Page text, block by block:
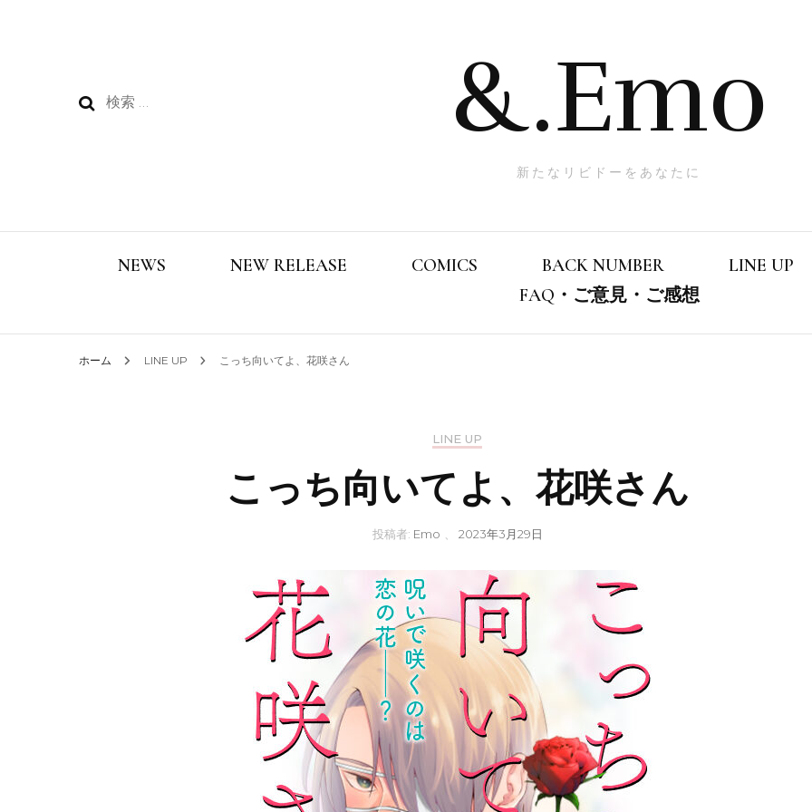
検
&.Emo
新たなリビドーをあなたに
NEWS NEW RELEASE COMICS BACK NUMBER LINE UP
FAQ・ご意見・ご感想
ホーム LINE UP こっち向いてよ、花咲さん
LINE UP
こっち向いてよ、花咲さん
投稿者: Emo 2023年3月29日